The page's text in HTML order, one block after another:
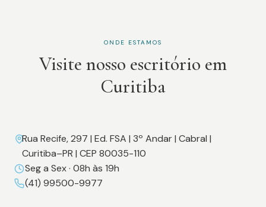
ONDE ESTAMOS
Visite nosso escritório em
Curitiba
Rua Recife, 297 | Ed. FSA | 3º Andar | Cabral |
Curitiba–PR | CEP 80035-110
Seg a Sex · 08h às 19h
(41) 99500-9977